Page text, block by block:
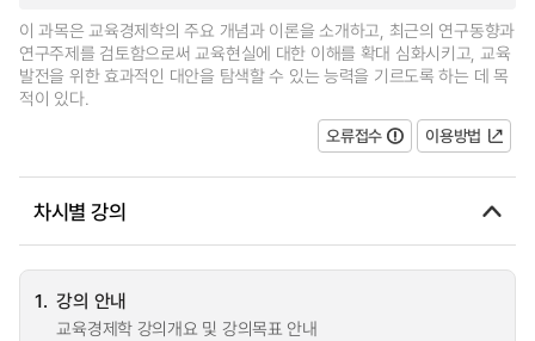
이 과목은 교육경제학의 주요 개념과 이론을 소개하고, 최근의 연구동향과
연구주제를 검토함으로써 교육현실에 대한 이해를 확대 심화시키고, 교육
발전을 위한 효과적인 대안을 탐색할 수 있는 능력을 기르도록 하는 데 목
적이 있다.
오류접수
이용방법
차시별 강의
1. 강의 안내
교육경제학 강의개요 및 강의목표 안내